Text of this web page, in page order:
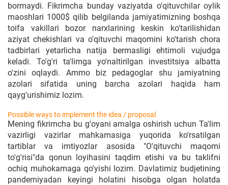
bormaydi. Fikrimcha bunday vaziyatda o'qituvchilar oylik
maoshlari 1000$ qilib belgilanda jamiyatimizning boshqa
toifa vakillari bozor narxlarining keskin ko'tarilishidan
aziyat chekishlari va o'qituvchi maqomini ko'tarish chora
tadbirlari yetarlicha natija bermasligi ehtimoli vujudga
keladi. To'g'ri ta'limga yo'naltirilgan investitsiya albatta
o'zini oqlaydi. Ammo biz pedagoglar shu jamiyatning
azolari sifatida uning barcha azolari haqida ham
qayg'urishimiz lozim.
Possible ways to implement the idea / proposal
Mening fikrimcha bu g'oyani amalga oshirish uchun Ta'lim
vazirligi vazirlar mahkamasiga yuqorida ko'rsatilgan
tartiblar va imtiyozlar asosida "O'qituvchi maqomi
to'g'risi"da qonun loyihasini taqdim etishi va bu taklifni
ochiq muhokamaga qo'yishi lozim. Davlatimiz budjetining
pandemiyadan keyingi holatini hisobga olgan holatda